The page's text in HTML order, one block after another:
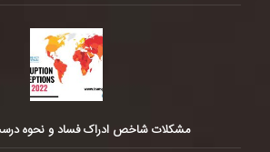
مشکلات شاخص ادراک فساد و نحوه